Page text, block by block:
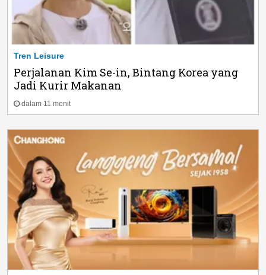
Tren Leisure
Perjalanan Kim Se-in, Bintang Korea yang
Jadi Kurir Makanan
dalam 11 menit